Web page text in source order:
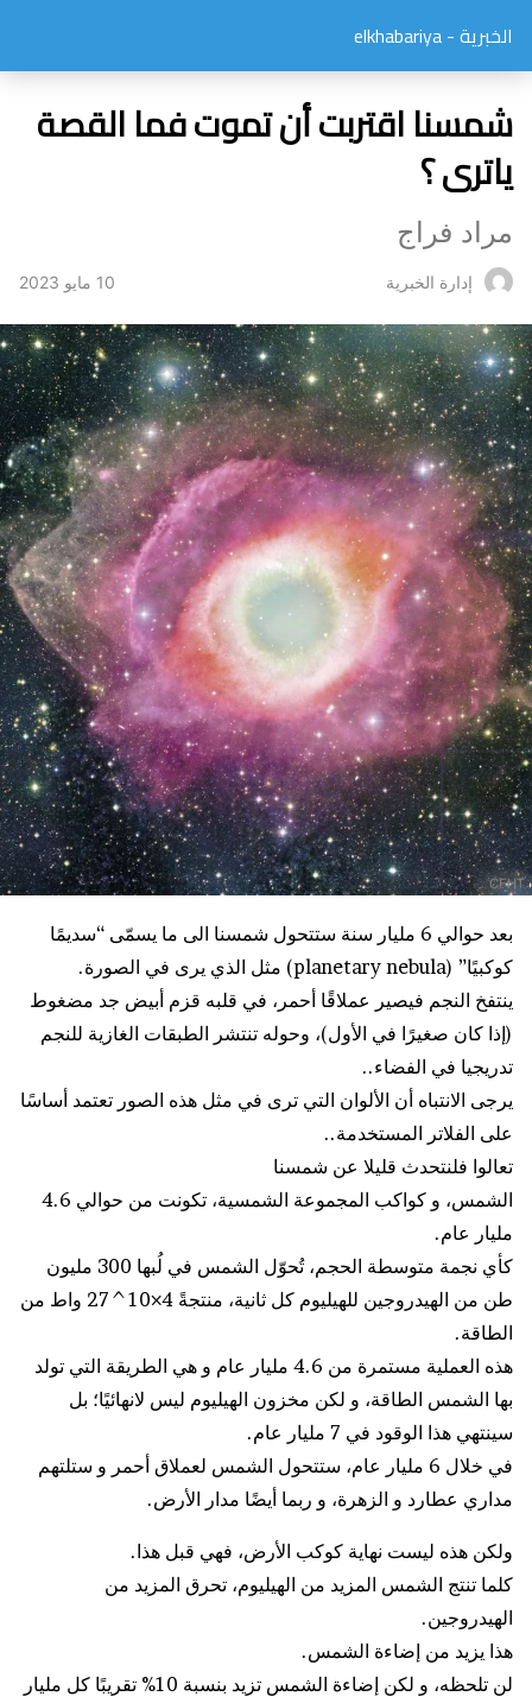
الخبرية - elkhabariya
شمسنا اقتربت أن تموت فما القصة
ياترى ؟
مراد فراج
إدارة الخبرية 10 مايو 2023
بعد حوالي 6 مليار سنة ستتحول شمسنا الى ما يسمّى “سديمًا
كوكبيًا” (planetary nebula) مثل الذي يرى في الصورة.
ينتفخ النجم فيصير عملاقًا أحمر، في قلبه قزم أبيض جد مضغوط
(إذا كان صغيرًا في الأول)، وحوله تنتشر الطبقات الغازية للنجم
تدريجيا في الفضاء..
يرجى الانتباه أن الألوان التي ترى في مثل هذه الصور تعتمد أساسًا
على الفلاتر المستخدمة..
تعالوا فلنتحدث قليلا عن شمسنا
الشمس، و كواكب المجموعة الشمسية، تكونت من حوالي 4.6
مليار عام.
كأي نجمة متوسطة الحجم، تُحوّل الشمس في لُبها 300 مليون
طن من الهيدروجين للهيليوم كل ثانية، منتجةً 4×10^27 واط من
الطاقة.
هذه العملية مستمرة من 4.6 مليار عام و هي الطريقة التي تولد
بها الشمس الطاقة، و لكن مخزون الهيليوم ليس لانهائيًا؛ بل
سينتهي هذا الوقود في 7 مليار عام.
في خلال 6 مليار عام، ستتحول الشمس لعملاق أحمر و ستلتهم
مداري عطارد و الزهرة، و ربما أيضًا مدار الأرض.
ولكن هذه ليست نهاية كوكب الأرض، فهي قبل هذا.
كلما تنتج الشمس المزيد من الهيليوم، تحرق المزيد من
الهيدروجين.
هذا يزيد من إضاءة الشمس.
لن تلحظه، و لكن إضاءة الشمس تزيد بنسبة 10% تقريبًا كل مليار